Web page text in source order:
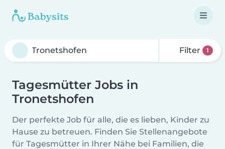
Filter 1
Tagesmütter Jobs in
Tronetshofen
Der perfekte Job für alle, die es lieben, Kinder zu
Hause zu betreuen. Finden Sie Stellenangebote
für Tagesmütter in Ihrer Nähe bei Familien, die